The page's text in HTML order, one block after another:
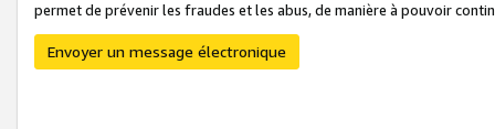
permet de prévenir les fraudes et les abus, de manière à pouvoir
Envoyer un message électronique